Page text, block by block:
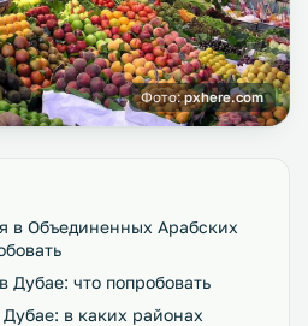
Фото:pxhere.com
в Объединенных Арабских
что попробовать
в каких районах